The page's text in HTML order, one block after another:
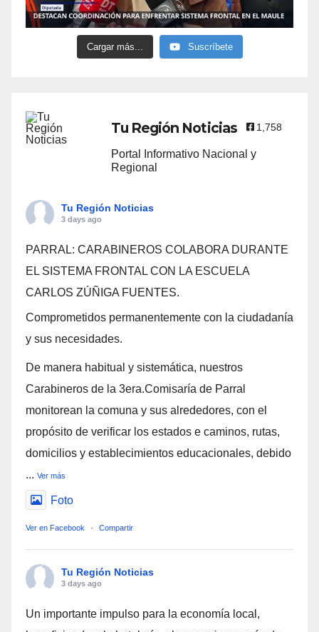
Cargar más... Suscríbete
Tu Región Noticias 1,758
Portal Informativo Nacional y
Regional
Tu Región Noticias
3 days ago
PARRAL: CARABINEROS COLABORA DURANTE
EL SISTEMA FRONTAL CON LA ESCUELA
CARLOS ZÚÑIGA FUENTES.
Comprometidos permanentemente con la ciudadanía
y sus necesidades.
De manera habitual y sistemática, nuestros
Carabineros de la 3era.Comisaría de Parral
monitorean la comuna y sus alrededores, con el
propósito de verificar los estados e caminos, rutas,
domicilios y establecimientos educacionales, debido
... Ver más
Foto
Ver en Facebook · Compartir
Tu Región Noticias
3 days ago
Un importante impulso para la economía local,